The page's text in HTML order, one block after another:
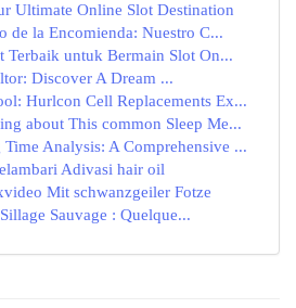
Ultimate Online Slot Destination
de la Encomienda: Nuestro C...
Terbaik untuk Bermain Slot On...
Discover A Dream ...
Hurlcon Cell Replacements Ex...
about This common Sleep Me...
Analysis: A Comprehensive ...
Adivasi hair oil
Mit schwanzgeiler Fotze
Sauvage : Quelque...